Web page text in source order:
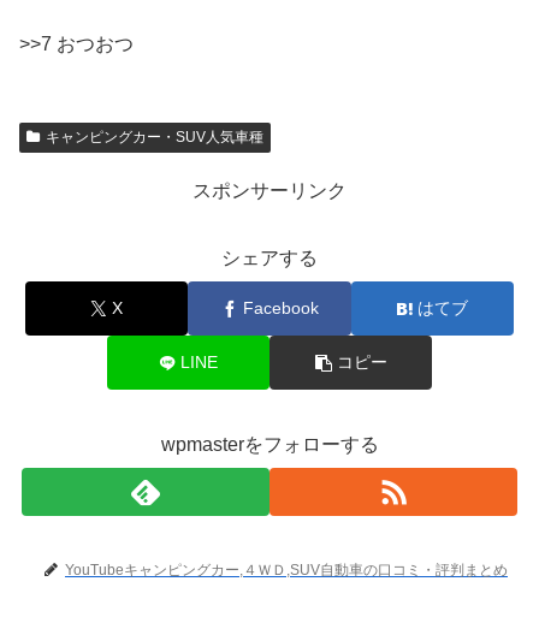
>>7 おつおつ
キャンピングカー・SUV人気車種
スポンサーリンク
シェアする
X Facebook はてブ
LINE コピー
wpmasterをフォローする
YouTubeキャンピングカー,４ＷＤ,SUV自動車の口コミ・評判まとめ